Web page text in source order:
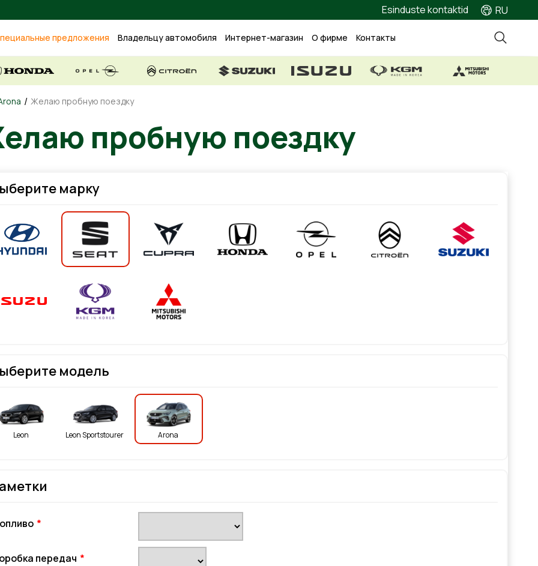
Esinduste kontaktid RU
предложения Владельцу автомобиля Интернет-магазин О фирме Контакты
/ Желаю пробную поездку
пробную поездку
марку
модель
Leon Leon Sportstourer Arona
передач